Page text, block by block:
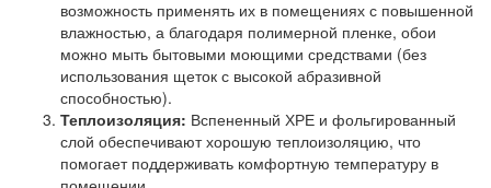
возможность применять их в помещениях с повышенной
влажностью, а благодаря полимерной пленке, обои
можно мыть бытовыми моющими средствами (без
использования щеток с высокой абразивной
способностью).
Теплоизоляция: Вспененный ХРЕ и фольгированный
слой обеспечивают хорошую теплоизоляцию, что
помогает поддерживать комфортную температуру в